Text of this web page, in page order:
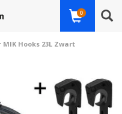
0
Hooks 23L Zwart